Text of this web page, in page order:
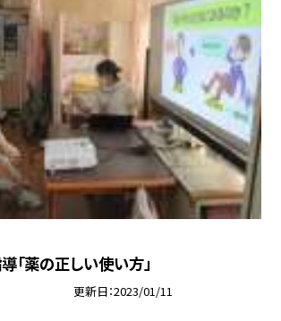
導「薬の正しい使い方」
更新日 2023/01/11